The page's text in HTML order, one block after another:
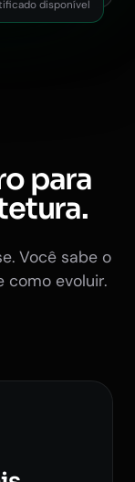
disponível
para
Você sabe o
como evoluir.